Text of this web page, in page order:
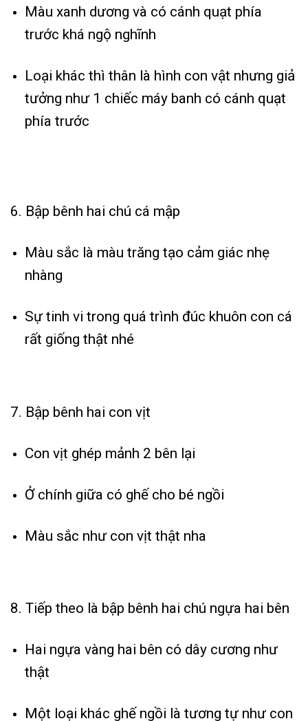
Màu xanh dương và có cánh quạt phía
trước khá ngộ nghĩnh
Loại khác thì thân là hình con vật nhưng giả
tưởng như 1 chiếc máy banh có cánh quạt
phía trước
6. Bập bênh hai chú cá mập
Màu sắc là màu trăng tạo cảm giác nhẹ
nhàng
Sự tinh vi trong quá trình đúc khuôn con cá
rất giống thật nhé
7. Bập bênh hai con vịt
Con vịt ghép mảnh 2 bên lại
Ở chính giữa có ghế cho bé ngồi
Màu sắc như con vịt thật nha
8. Tiếp theo là bập bênh hai chú ngựa hai bên
Hai ngựa vàng hai bên có dây cương như
thật
Một loại khác ghế ngồi là tương tự như con